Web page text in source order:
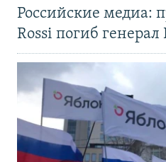
Российские медиа:
Rossi погиб